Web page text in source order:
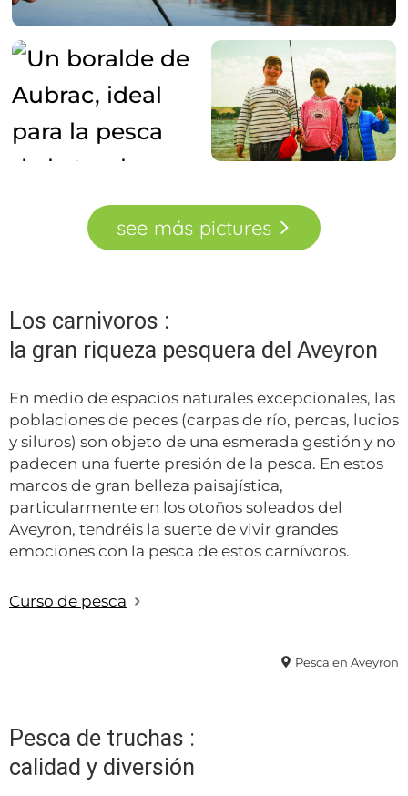
see más pictures
Los carnivoros :
la gran riqueza pesquera del Aveyron
En medio de espacios naturales excepcionales, las
poblaciones de peces (carpas de río, percas, lucios
y siluros) son objeto de una esmerada gestión y no
padecen una fuerte presión de la pesca. En estos
marcos de gran belleza paisajística,
particularmente en los otoños soleados del
Aveyron, tendréis la suerte de vivir grandes
emociones con la pesca de estos carnívoros.
Curso de pesca
Pesca en Aveyron
Pesca de truchas :
calidad y diversión